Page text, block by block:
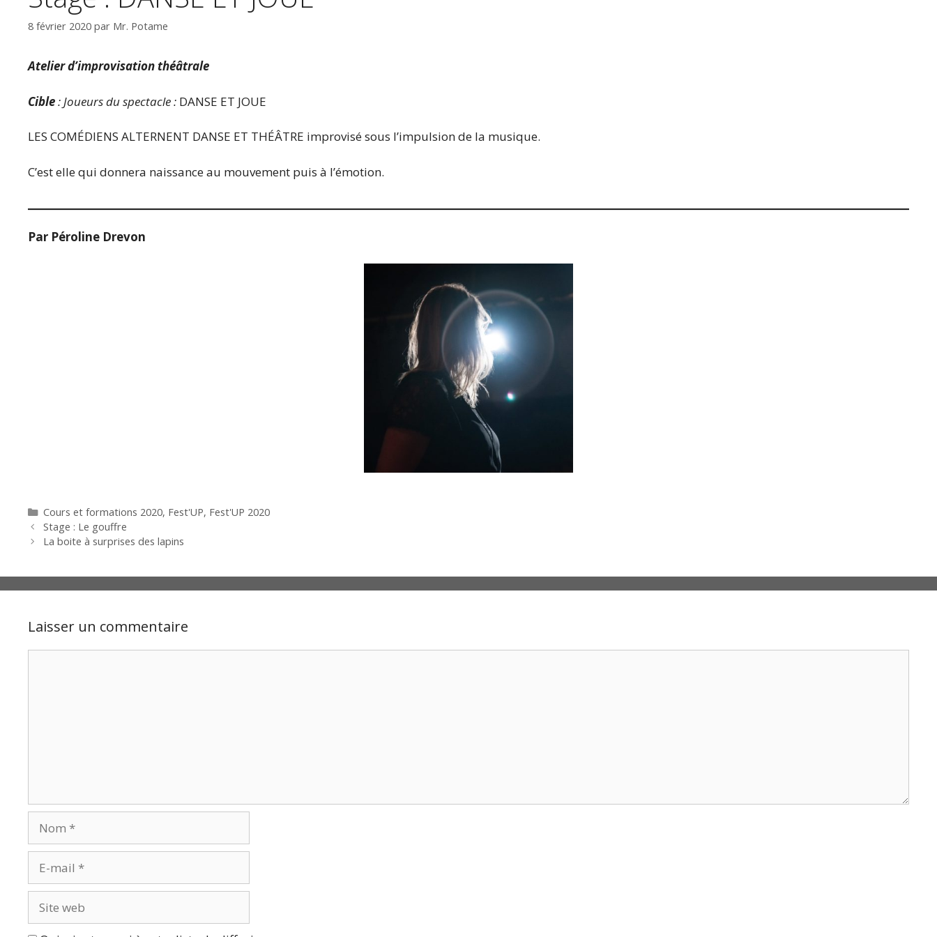
8 février 2020 par Mr. Potame
Atelier d’improvisation théâtrale
Cible: Joueurs du spectacle : DANSE ET JOUE
LES COMÉDIENS ALTERNENT DANSE ET THÉÂTRE improvisé sous l’impulsion de la musique.
C’est elle qui donnera naissance au mouvement puis à l’émotion.
Par Péroline Drevon
Catégories
Cours et formations 2020, Fest'UP, Fest'UP 2020
Stage : Le gouffre
La boite à surprises des lapins
Laisser un commentaire
mail
web